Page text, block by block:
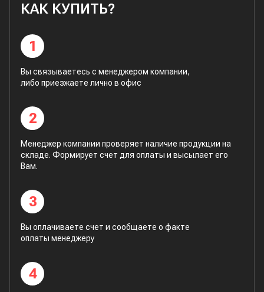
КАК КУПИТЬ?
1
Вы связываетесь с менеджером компании,
либо приезжаете лично в офис
2
Менеджер компании проверяет наличие продукции на
складе. Формирует счет для оплаты и высылает его
Вам.
3
Вы оплачиваете счет и сообщаете о факте
оплаты менеджеру
4